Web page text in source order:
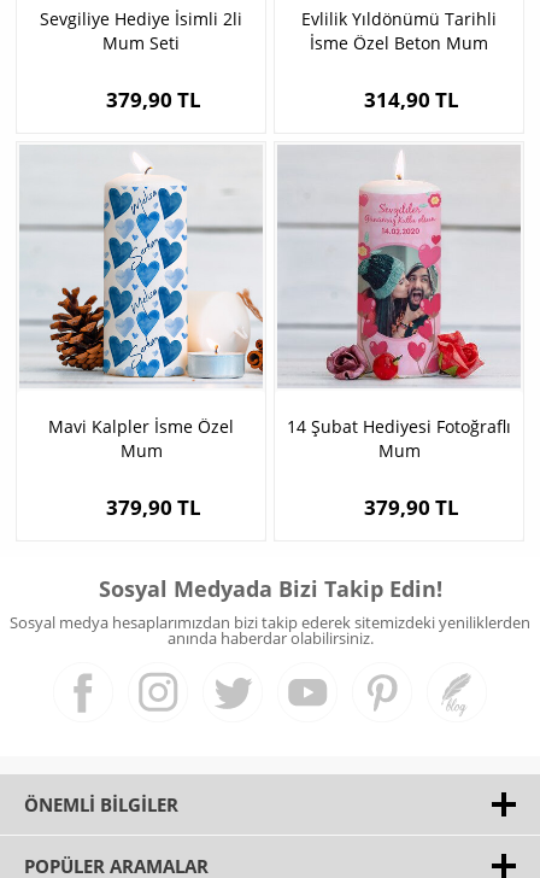
Sevgiliye Hediye İsimli 2li
Mum Seti
379,90 TL
Evlilik Yıldönümü Tarihli
İsme Özel Beton Mum
314,90 TL
Mavi Kalpler İsme Özel
Mum
379,90 TL
14 Şubat Hediyesi Fotoğraflı
Mum
379,90 TL
Sosyal Medyada Bizi Takip Edin!
Sosyal medya hesaplarımızdan bizi takip ederek sitemizdeki yeniliklerden
anında haberdar olabilirsiniz.
ÖNEMLI BILGILER
POPÜLER ARAMALAR